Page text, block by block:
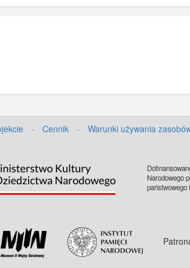
· Cennik · Warunki używania
Narodowego
państwowego